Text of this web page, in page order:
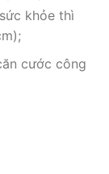
khỏe thì
cước công